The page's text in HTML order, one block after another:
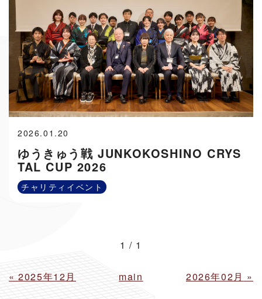
ゆうきゅう戦 JUNKOKOSHINO CRYS
TAL CUP 2026
2026.01.20
チャリティイベント
1 / 1
«2025年12月 main 2026年02月 »